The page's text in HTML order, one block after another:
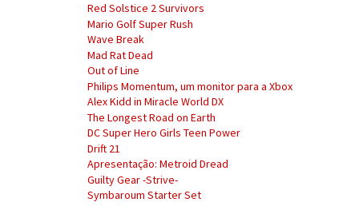
Red Solstice 2 Survivors
Mario Golf Super Rush
Wave Break
Mad Rat Dead
Out of Line
Philips Momentum, um monitor para a Xbox
Alex Kidd in Miracle World DX
The Longest Road on Earth
DC Super Hero Girls Teen Power
Drift 21
Apresentação: Metroid Dread
Guilty Gear -Strive-
Symbaroum Starter Set